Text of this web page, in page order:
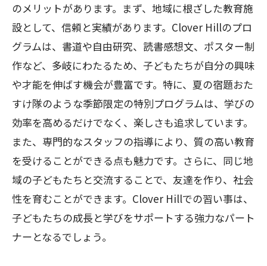
のメリットがあります。まず、地域に根ざした教育施
設として、信頼と実績があります。Clover Hillのプロ
グラムは、書道や自由研究、読書感想文、ポスター制
作など、多岐にわたるため、子どもたちが自分の興味
や才能を伸ばす機会が豊富です。特に、夏の宿題おた
すけ隊のような季節限定の特別プログラムは、学びの
効率を高めるだけでなく、楽しさも追求しています。
また、専門的なスタッフの指導により、質の高い教育
を受けることができる点も魅力です。さらに、同じ地
域の子どもたちと交流することで、友達を作り、社会
性を育むことができます。Clover Hillでの習い事は、
子どもたちの成長と学びをサポートする強力なパート
ナーとなるでしょう。